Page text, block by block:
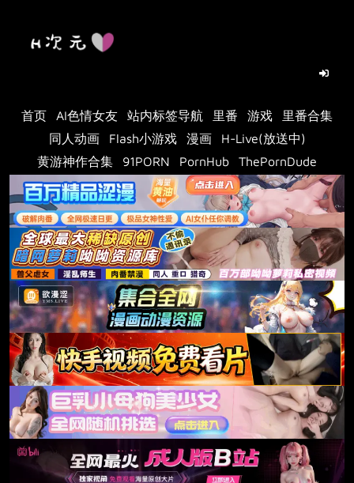
content
首页 AI色情女友 站内标签导航 里番 游戏
里番合集
同人动画
Flash小游戏 漫画
H-Live(放送中)
黄游神作合集
91PORN PornHub ThePornDude